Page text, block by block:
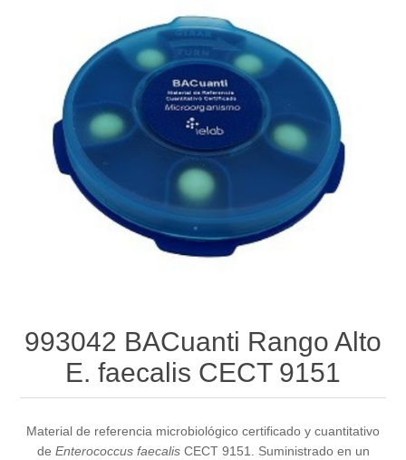
993042 BACuanti Rango Alto
E. faecalis CECT 9151
Material de referencia microbiológico certificado y cuantitativo
de Enterococcus faecalisCECT 9151. Suministrado en un